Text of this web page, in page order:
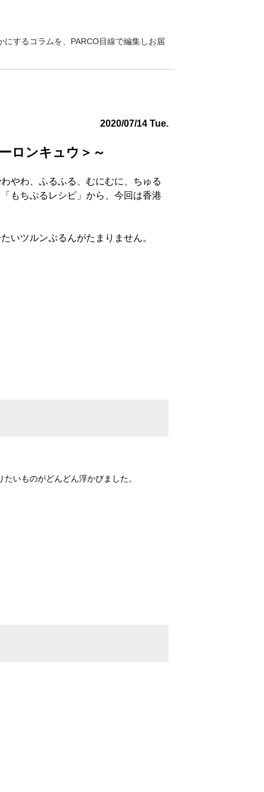
するコラムを、PARCO目線で編集しお届
2020/07/14 Tue.
ロンキュウ＞～
やわ、ふるふる、むにむに、ちゅる
もちぷるレシピ」から、今回は香港
いツルンぷるんがたまりません。
いものがどんどん浮かびました。